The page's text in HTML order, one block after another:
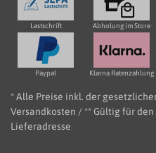
Lastschrift Abholung im Store
Paypal Klarna Ratenzahlung
* Alle Preise inkl. der
Versandkosten / ** Gültig für
Lieferadresse